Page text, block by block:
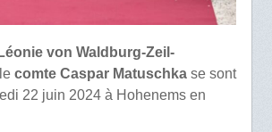
von Waldburg-Zeil-
comte Caspar Matuschkase sont
22 juin 2024 à Hohenems en